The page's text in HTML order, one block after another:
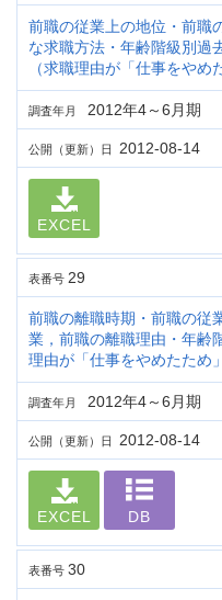
前職の従業上の地位・前職
な求職方法・年齢階級別過
（求職理由が「仕事をやめ
調査年月 2012年4～6月期
公開（更新）日 2012-08-14
EXCEL
表番号 29
前職の離職時期・前職の従
業，前職の離職理由・年齢
理由が「仕事をやめたため
調査年月 2012年4～6月期
公開（更新）日 2012-08-14
EXCEL DB
表番号 30